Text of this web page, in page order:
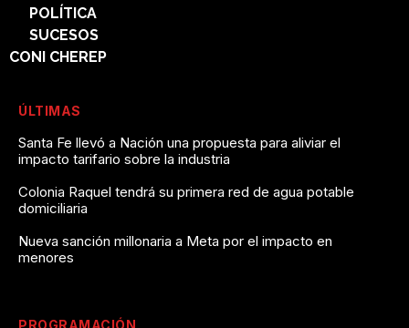
POLÍTICA
SUCESOS
CONI CHEREP
ÚLTIMAS
Santa Fe llevó a Nación una propuesta para aliviar el
impacto tarifario sobre la industria
Colonia Raquel tendrá su primera red de agua potable
domiciliaria
Nueva sanción millonaria a Meta por el impacto en
menores
PROGRAMACIÓN